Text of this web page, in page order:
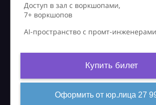
Доступ в зал с воркшопами,
7+ воркшопов
AI-пространство с промт-инженерами
Купить билет
Оформить от юр.лица 27